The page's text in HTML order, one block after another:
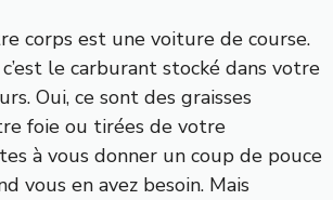
corps est une voiture de course.
le carburant stocké dans votre
Oui, ce sont des graisses
foie ou tirées de votre
à vous donner un coup de pouce
vous en avez besoin. Mais